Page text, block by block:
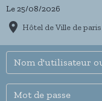
Le 25/08/2026
Hôtel de Ville de paris